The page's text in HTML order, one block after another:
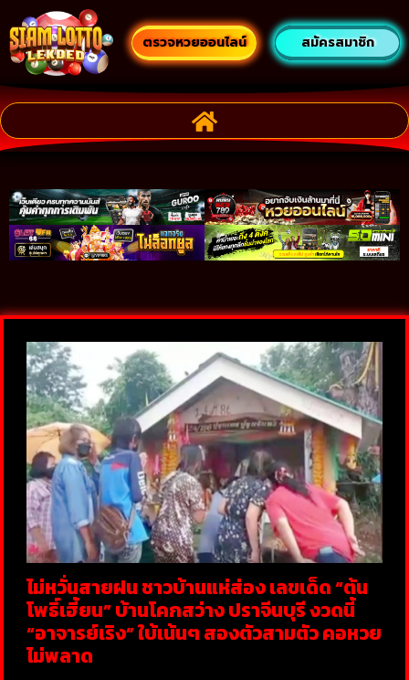
ตรวจหวยออนไลน์ สมัครสมาชิก
ไม่หวั่นสายฝน ชาวบ้านแห่ส่อง เลขเด็ด “ต้น
โพธิ์เฮี้ยน” บ้านโคกสว่าง ปราจีนบุรี งวดนี้
“อาจารย์เริง” ใบ้เน้นๆ สองตัวสามตัว คอหวย
ไม่พลาด